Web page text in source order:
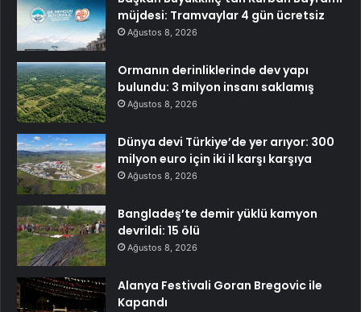
müjdesi: Tramvaylar 4 gün ücretsiz
Ağustos 8, 2026
Ormanın derinliklerinde dev yapı
bulundu: 3 milyon insanı saklamış
Ağustos 8, 2026
Dünya devi Türkiye’de yer arıyor: 300
milyon euro için iki il karşı karşıya
Ağustos 8, 2026
Bangladeş’te demir yüklü kamyon
devrildi: 15 ölü
Ağustos 8, 2026
Alanya Festivali Goran Bregovic ile
Kapandı